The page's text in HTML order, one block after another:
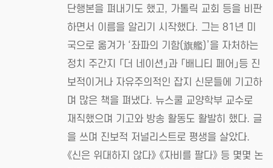
단행본을 펴내기도 했고, 가톨릭 교회 등을 비판
하면서 이름을 알리기 시작했다. 그는 81년 미
국으로 옮겨가 ‘좌파의 기함(旗艦)’을 자처하는
정치 주간지 「더 네이션」과 「배니티 페어」등 진
보적이거나 자유주의적인 잡지 신문들에 기고하
며 많은 책을 펴냈다. 뉴스쿨 교양학부 교수로
재직했으며 기고와 방송 활동도 활발히 했다. 글
을 쓰며 진보적 저널리스트로 평생을 살았다.
《신은 위대하지 않다》 《자비를 팔다》 등 몇몇 논